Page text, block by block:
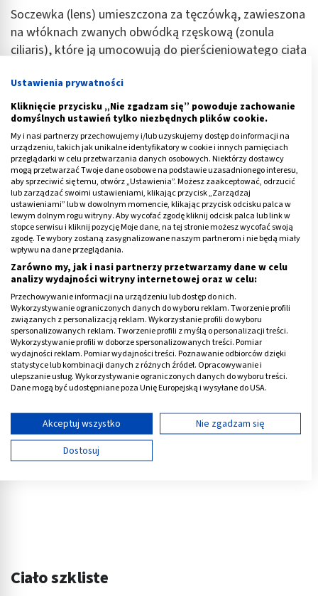
Soczewka (lens) umieszczona za tęczówką, zawieszona
na włóknach zwanych obwódką rzęskową (zonula
ciliaris), które ją umocowują do pierścieniowatego ciała
załamywanie promieni przechodzących przez źrenicę.
Soczewka podobnie jak rogówka jest przezroczysta W
wieku starszym może ulegać zmętnieniu co
uniemożliwia prawidłowe widzenie i wtedy mówimy o
zaćmie. Soczewka ma dwie wypukłe powierzchnie -
przednią i tylną. Zmianę uwypuklenia soczewki
powodują skurcze mięśnia rzęskowego przez napinanie
włókien obwódki rzęskowej. Gdy soczewka ulega
uwypukleniu (pogrubieniu) pod wpływem skurczu
mięśnia rzęskowego, wtedy silniejsze jest załamywanie
promieni świetlnych i umożliwione widzenie z bliska,
natomiast gdy soczewka ulega spłaszczeniu, w trakcie
rozkurczu mięśnia rzęskowego, możliwe jest widzenie z
daleka.
Reklama
Ciało szkliste
Ustawienia prywatności
Kliknięcie przycisku „Nie zgadzam się” powoduje zachowanie
domyślnych ustawień tylko niezbędnych plików cookie.
My i nasi partnerzy przechowujemy i/lub uzyskujemy dostęp do informacji na
urządzeniu, takich jak unikalne identyfikatory w cookie i innych pamięciach
przeglądarki w celu przetwarzania danych osobowych. Niektórzy dostawcy
mogą przetwarzać Twoje dane osobowe na podstawie uzasadnionego interesu,
aby sprzeciwić się temu, otwórz „Ustawienia”. Możesz zaakceptować, odrzucić
lub zarządzać swoimi ustawieniami, klikając przycisk „Zarządzaj
ustawieniami” lub w dowolnym momencie, klikając przycisk odcisku palca w
lewym dolnym rogu witryny. Aby wycofać zgodę kliknij odcisk palca lub link w
stopce serwisu i kliknij pozycję Moje dane, na tej stronie możesz wycofać swoją
zgodę. Te wybory zostaną zasygnalizowane naszym partnerom i nie będą miały
wpływu na dane przeglądania.
Zarówno my, jak i nasi partnerzy przetwarzamy dane w celu
analizy wydajności witryny internetowej oraz w celu:
Przechowywanie informacji na urządzeniu lub dostęp do nich.
Wykorzystywanie ograniczonych danych do wyboru reklam. Tworzenie profili
związanych z personalizacją reklam. Wykorzystanie profili do wyboru
spersonalizowanych reklam. Tworzenie profili z myślą o personalizacji treści.
Wykorzystywanie profili w doborze spersonalizowanych treści. Pomiar
wydajności reklam. Pomiar wydajności treści. Poznawanie odbiorców dzięki
statystyce lub kombinacji danych z różnych źródeł. Opracowywanie i
ulepszanie usług. Wykorzystywanie ograniczonych danych do wyboru treści.
Dane mogą być udostępniane poza Unię Europejską i wysyłane do USA.
Wyświetl listę partnerów (11 dostawców IAB)
Używamy Twoich danych w następujących celach:
Cele przetwarzania IAB:
reklam
Akceptuj wszystko
Nie zgadzam się
Dostosuj